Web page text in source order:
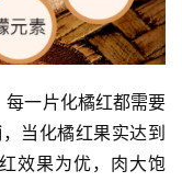
每一片化橘红都需要
，当化橘红果实达到
效果为优，肉大饱